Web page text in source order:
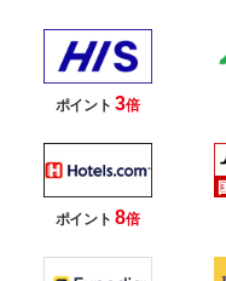
ポイント3倍
ポイント8倍